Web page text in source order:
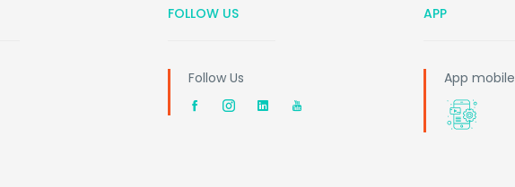
FOLLOW US
Follow Us
APP
App mobile